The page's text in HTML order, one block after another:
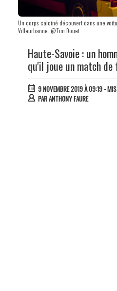
Un corps calciné découvert dans une
Villeurbanne. @Tim Douet
Haute-Savoie : un
qu'il joue un match
9 NOVEMBRE 2019 À 09:19- MIS
PARANTHONY FAURE